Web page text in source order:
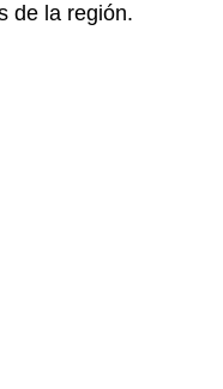
de la región.